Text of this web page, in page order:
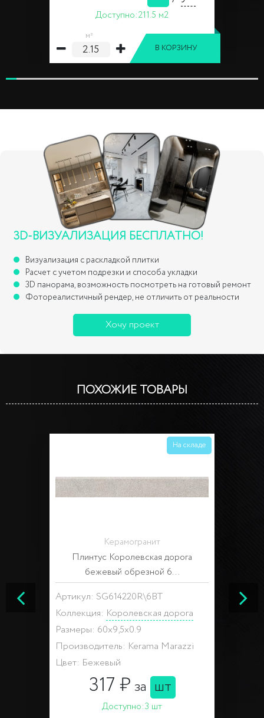
Доступно:211.5 м2
м²
В КОРЗИНУ
3D-ВИЗУАЛИЗАЦИЯ БЕСПЛАТНО!
Визуализация с раскладкой плитки
Расчет с учетом подрезки и способа укладки
3D панорама, возможность посмотреть на готовый ремонт
Фотореалистичный рендер, не отличить от реальности
Хочу проект
ПОХОЖИЕ ТОВАРЫ
На складе
Керамогранит
Плинтус Королевская дорога
бежевый обрезной 6...
Артикул: SG614220R\6BT
Коллекция: Королевская дорога
Размеры: 60x9,5x0.9
Производитель: Kerama Marazzi
Цвет: Бежевый
317 ₽за шт
Доступно:3 шт